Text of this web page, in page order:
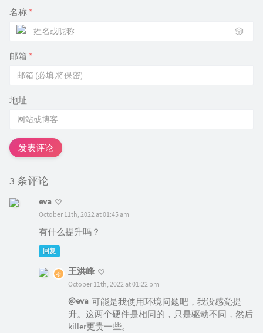
名称 *
🎲
邮箱 *
地址
发表评论
3 条评论
eva
October 11th, 2022 at 01:45 am
有什么提升吗？
回复
王洪峰
October 11th, 2022 at 01:22 pm
@eva 可能是我使用环境问题吧，我没感觉提
升。这两个硬件是相同的，只是驱动不同，然后
killer更贵一些。